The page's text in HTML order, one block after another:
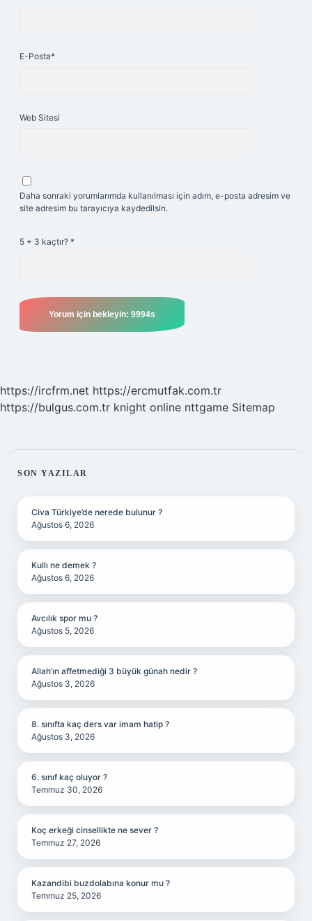
E-Posta*
Web Sitesi
Daha sonraki yorumlarımda kullanılması için adım, e-posta adresim ve
site adresim bu tarayıcıya kaydedilsin.
5 + 3 kaçtır? *
https://ircfrm.net https://ercmutfak.com.tr
https://bulgus.com.tr knight online nttgame Sitemap
SIDEBAR
SON YAZILAR
Civa Türkiye’de nerede bulunur ?
Ağustos 6, 2026
Kullı ne demek ?
Ağustos 6, 2026
Avcılık spor mu ?
Ağustos 5, 2026
Allah’ın affetmediği 3 büyük günah nedir ?
Ağustos 3, 2026
8. sınıfta kaç ders var imam hatip ?
Ağustos 3, 2026
6. sınıf kaç oluyor ?
Temmuz 30, 2026
Koç erkeği cinsellikte ne sever ?
Temmuz 27, 2026
Kazandibi buzdolabına konur mu ?
Temmuz 25, 2026